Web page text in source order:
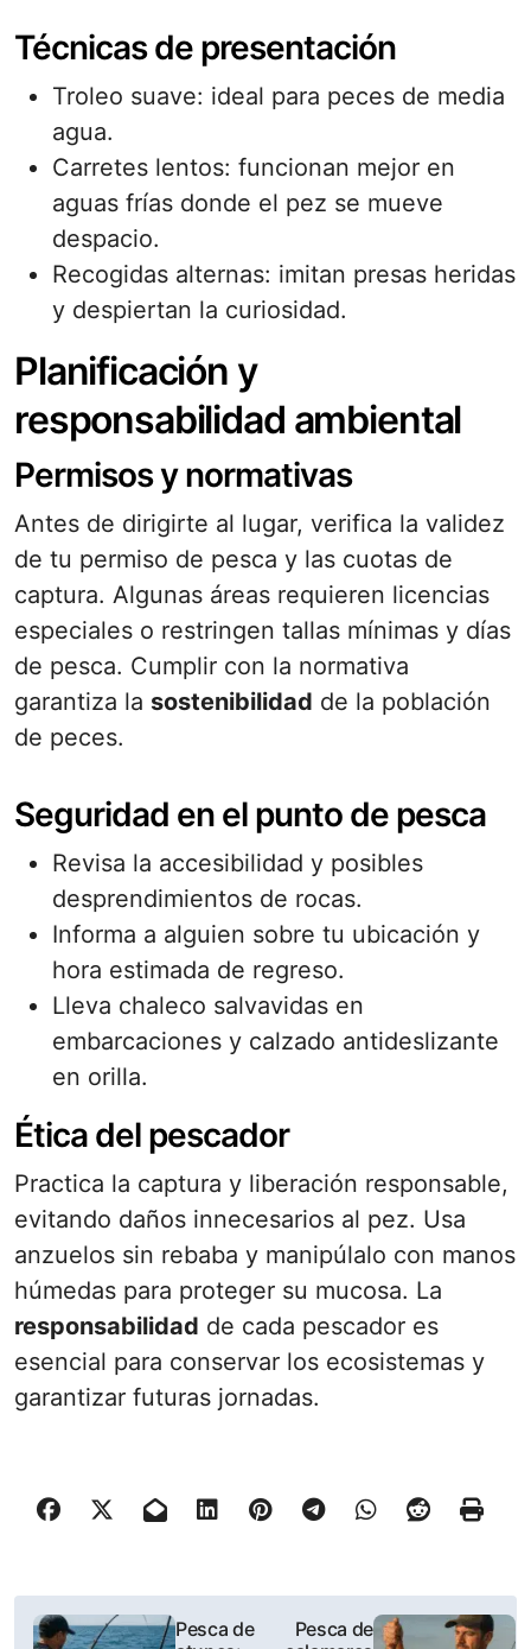
Técnicas de presentación
Troleo suave: ideal para peces de media
agua.
Carretes lentos: funcionan mejor en
aguas frías donde el pez se mueve
despacio.
Recogidas alternas: imitan presas heridas
y despiertan la curiosidad.
Planificación y
responsabilidad ambiental
Permisos y normativas
Antes de dirigirte al lugar, verifica la validez
de tu permiso de pesca y las cuotas de
captura. Algunas áreas requieren licencias
especiales o restringen tallas mínimas y días
de pesca. Cumplir con la normativa
garantiza la sostenibilidad de la población
de peces.
Seguridad en el punto de pesca
Revisa la accesibilidad y posibles
desprendimientos de rocas.
Informa a alguien sobre tu ubicación y
hora estimada de regreso.
Lleva chaleco salvavidas en
embarcaciones y calzado antideslizante
en orilla.
Ética del pescador
Practica la captura y liberación responsable,
evitando daños innecesarios al pez. Usa
anzuelos sin rebaba y manipúlalo con manos
húmedas para proteger su mucosa. La
responsabilidad de cada pescador es
esencial para conservar los ecosistemas y
garantizar futuras jornadas.
P
Pesca de
Pesca de